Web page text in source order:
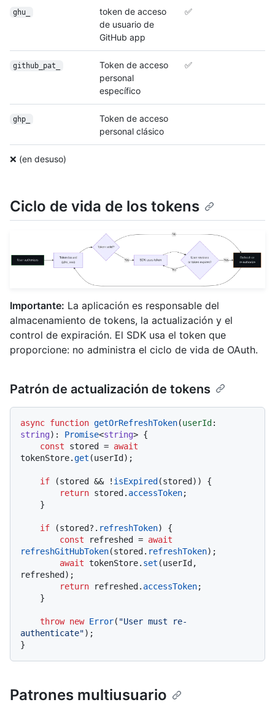
ghu_
token de acceso
de usuario de
GitHub app
✅
github_pat_
Token de acceso
personal
específico
✅
ghp_
Token de acceso
personal clásico
❌ (en desuso)
Ciclo de vida de los tokens
Importante: La aplicación es responsable del
almacenamiento de tokens, la actualización y el
control de expiración. El SDK usa el token que
proporcione: no administra el ciclo de vida de OAuth.
Patrón de actualización de tokens
async function getOrRefreshToken(userId
string): Promise<string> {
const stored = await
tokenStore.get (userId);
if (stored && ! isExpired (stored)) {
return stored. accessToken;
if (stored?. refreshToken) {
const refreshed = await
refreshGitHubToken(stored. refreshToken);
await tokenStore. set (userId,
refreshed);
return refreshed. accessToken;
throw new Error( "User must re-
authenticate");
Patrones multiusuario